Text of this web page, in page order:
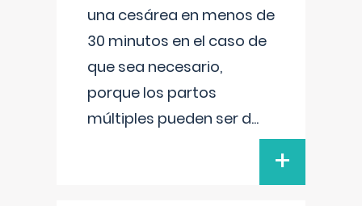
una cesárea en menos de
30 minutos en el caso de
que sea necesario,
porque los partos
múltiples pueden ser d...
+